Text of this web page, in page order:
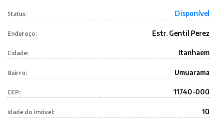
Status: Disponível
Endereço: Estr. Gentil Perez
Cidade: Itanhaem
Bairro: Umuarama
CEP: 11740-000
Idade do imóvel: 10